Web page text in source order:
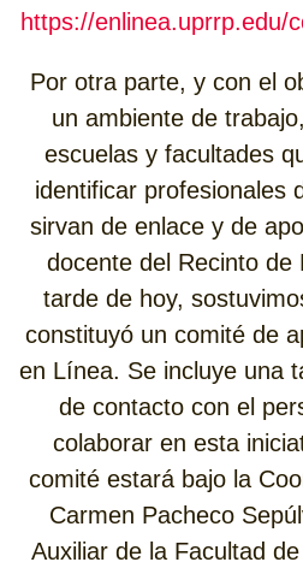
https://enlinea.uprrp.edu/
Por otra parte, y con el
un ambiente de
escuelas y facultades
identificar profesionales
sirvan de enlace y de
docente del Recinto de
tarde de hoy,
constituyó un comité de
en Línea. Se incluye una
de contacto con el
colaborar en esta
comité estará bajo la
Carmen Pacheco
Auxiliar de la Facultad